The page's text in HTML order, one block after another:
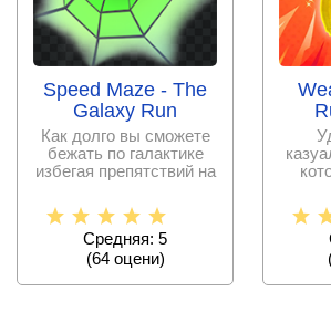
Speed Maze - The
Galaxy Run
Как долго вы сможете
бежать по галактике
избегая препятствий на
Средняя: 5
(64оцени)